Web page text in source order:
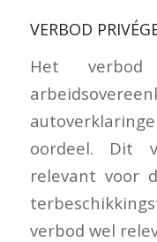
VERBOD
Het
oordeel. Dit
relevant voor
verbod wel